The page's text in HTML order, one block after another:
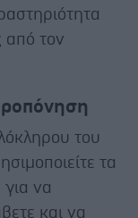
από τον
του
τα
να
και να